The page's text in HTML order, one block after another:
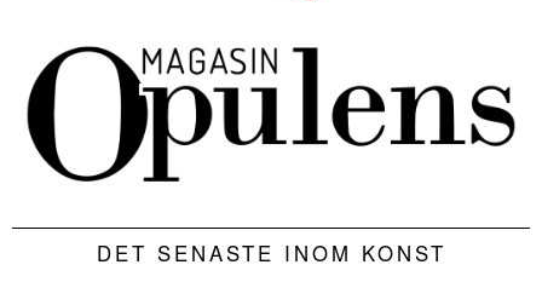
DET SENASTE INOM KONST